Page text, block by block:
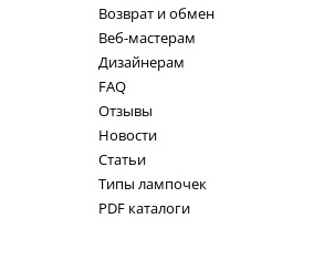
Возврат и обмен
Веб-мастерам
Дизайнерам
FAQ
Отзывы
Новости
Статьи
Типы лампочек
PDF каталоги